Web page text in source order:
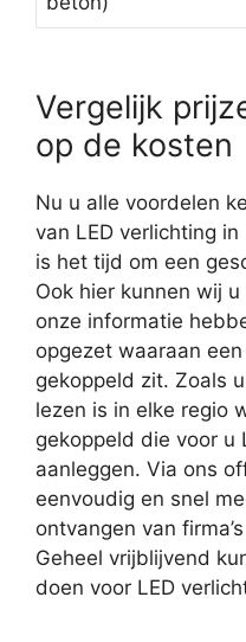
Vergelijk
op de kosten
Nu u alle voordelen
van LED verlichting
is het tijd om een
Ook hier kunnen wij
onze informatie
opgezet waaraan
gekoppeld zit. Zoals
lezen is in elke regio
gekoppeld die voor u
aanleggen. Via ons
eenvoudig en snel
ontvangen van
Geheel vrijblijvend
doen voor LED